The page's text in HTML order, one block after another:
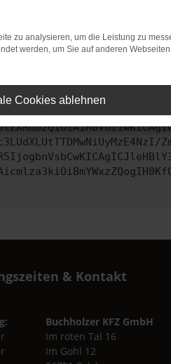
Stand sind.
dass bestimmte
versuchen, das Problem zu
& Kontakt
Buchholzer KFZ GmbH
Im roten Tal 16
Im Gohl 12
zu analysieren, um die Leistung zu
werden, um Sie auf anderen
Cookies ablehnen